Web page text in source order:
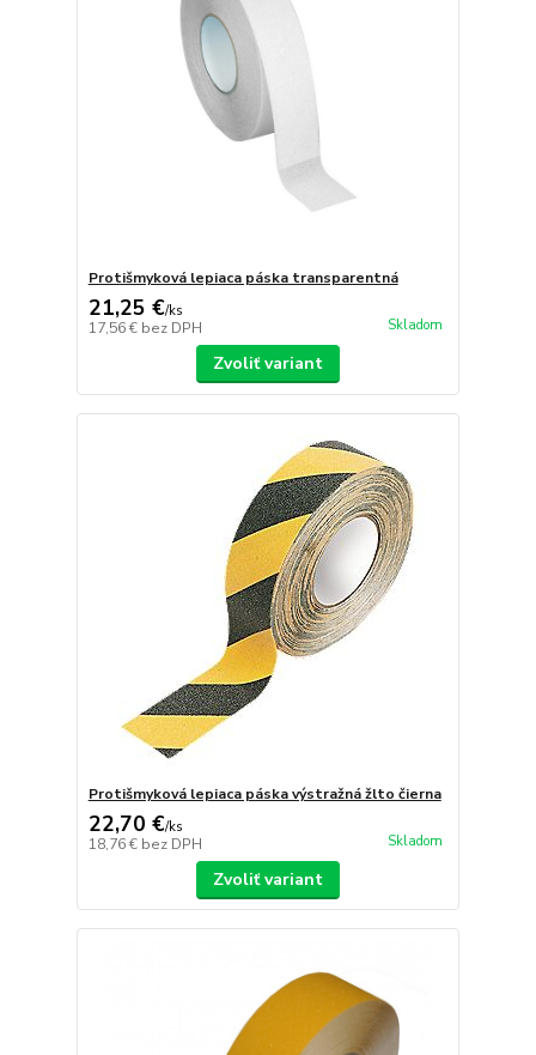
Protišmyková lepiaca páska transparentná
21,25 €/ks
17,56 € bez DPH Skladom
Zvoliť variant
Protišmyková lepiaca páska výstražná žlto čierna
22,70 €/ks
18,76 € bez DPH Skladom
Zvoliť variant